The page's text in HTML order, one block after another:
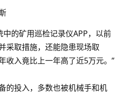
的矿用巡检记录仪APP，以前
采取措施，还能隐患现场取
收入竟比上一年高了近5万元。”
的投入，多数也被机械手和机